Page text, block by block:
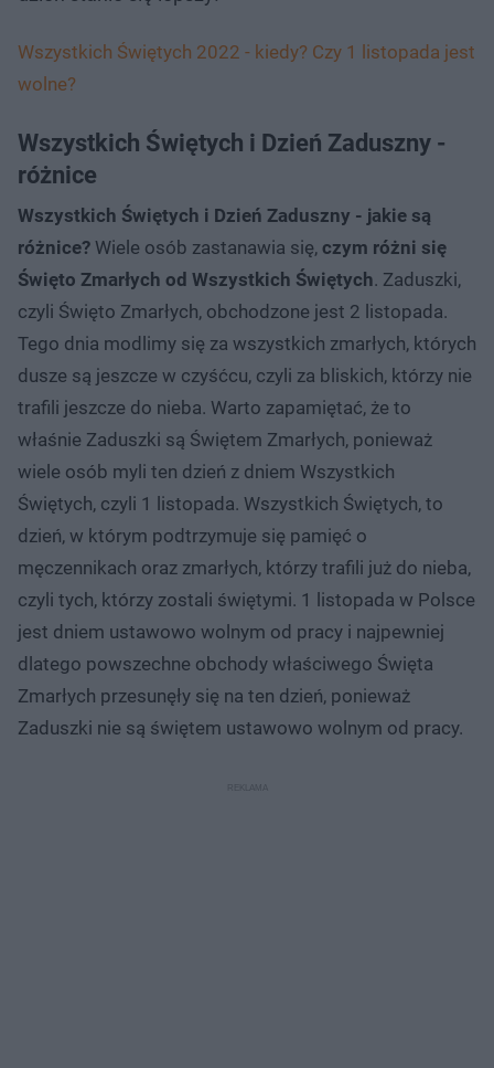
Wszystkich Świętych 2022 - kiedy? Czy 1 listopada jest
wolne?
Wszystkich Świętych i Dzień Zaduszny -
różnice
Wszystkich Świętych i Dzień Zaduszny - jakie są
różnice? Wiele osób zastanawia się, czym różni się
Święto Zmarłych od Wszystkich Świętych. Zaduszki,
czyli Święto Zmarłych, obchodzone jest 2 listopada.
Tego dnia modlimy się za wszystkich zmarłych, których
dusze są jeszcze w czyśćcu, czyli za bliskich, którzy nie
trafili jeszcze do nieba. Warto zapamiętać, że to
właśnie Zaduszki są Świętem Zmarłych, ponieważ
wiele osób myli ten dzień z dniem Wszystkich
Świętych, czyli 1 listopada. Wszystkich Świętych, to
dzień, w którym podtrzymuje się pamięć o
męczennikach oraz zmarłych, którzy trafili już do nieba,
czyli tych, którzy zostali świętymi. 1 listopada w Polsce
jest dniem ustawowo wolnym od pracy i najpewniej
dlatego powszechne obchody właściwego Święta
Zmarłych przesunęły się na ten dzień, ponieważ
Zaduszki nie są świętem ustawowo wolnym od pracy.